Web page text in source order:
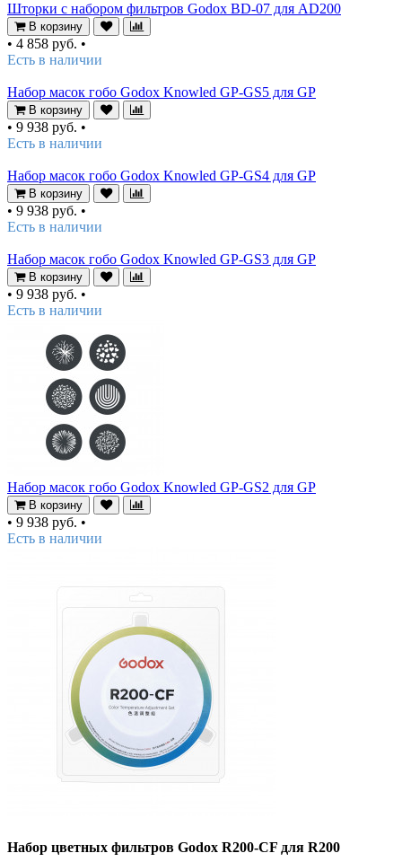
Шторки с набором фильтров Godox BD-07 для AD200
В корзину
• 4 858 руб. •
Есть в наличии
Набор масок гобо Godox Knowled GP-GS5 для GP
В корзину
• 9 938 руб. •
Есть в наличии
Набор масок гобо Godox Knowled GP-GS4 для GP
В корзину
• 9 938 руб. •
Есть в наличии
Набор масок гобо Godox Knowled GP-GS3 для GP
В корзину
• 9 938 руб. •
Есть в наличии
Набор масок гобо Godox Knowled GP-GS2 для GP
В корзину
• 9 938 руб. •
Есть в наличии
Набор цветных фильтров Godox R200-CF для R200